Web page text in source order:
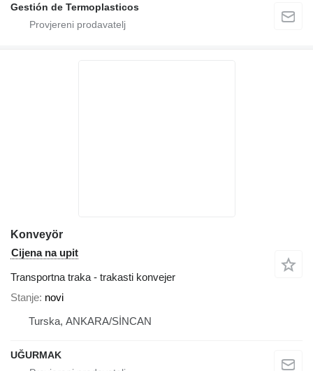
Gestión de Termoplasticos
Konveyör
Cijena na upit
Transportna traka - trakasti konvejer
Stanje novi
Turska, ANKARA/SİNCAN
UĞURMAK